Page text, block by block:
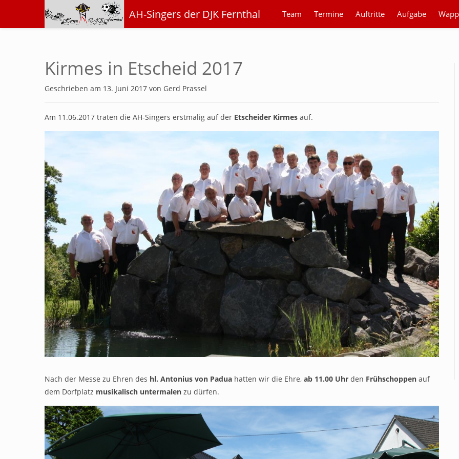
AH-Singers der DJK Fernthal Team Termine Auftritte Aufgabe
Kirmes in Etscheid 2017
Geschrieben am 13. Juni 2017 von Gerd Prassel
Am 11.06.2017 traten die AH-Singers erstmalig auf der Etscheider Kirmes auf.
Nach der Messe zu Ehren des hl. Antonius von Padua hatten wir die Ehre, ab 11.00 Uhr den Frühschoppen auf
dem Dorfplatz musikalisch untermalen zu dürfen.